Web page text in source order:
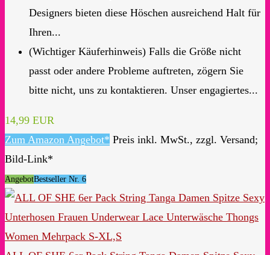
Designers bieten diese Höschen ausreichend Halt für
Ihren...
(Wichtiger Käuferhinweis) Falls die Größe nicht
passt oder andere Probleme auftreten, zögern Sie
bitte nicht, uns zu kontaktieren. Unser engagiertes...
14,99 EUR
Zum Amazon Angebot* Preis inkl. MwSt., zzgl. Versand;
Bild-Link*
AngebotBestseller Nr. 6